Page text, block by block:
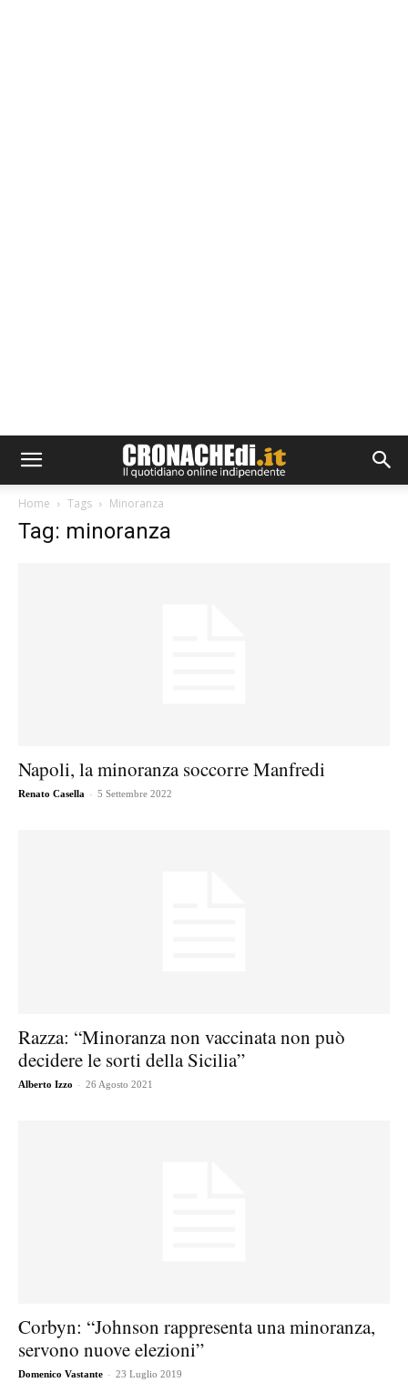
Home Tags Minoranza
Tag: minoranza
Napoli, la minoranza soccorre Manfredi
Renato Casella - 5 Settembre 2022
Razza: “Minoranza non vaccinata non può
decidere le sorti della Sicilia”
Alberto Izzo - 26 Agosto 2021
Corbyn: “Johnson rappresenta una minoranza,
servono nuove elezioni”
Domenico Vastante - 23 Luglio 2019